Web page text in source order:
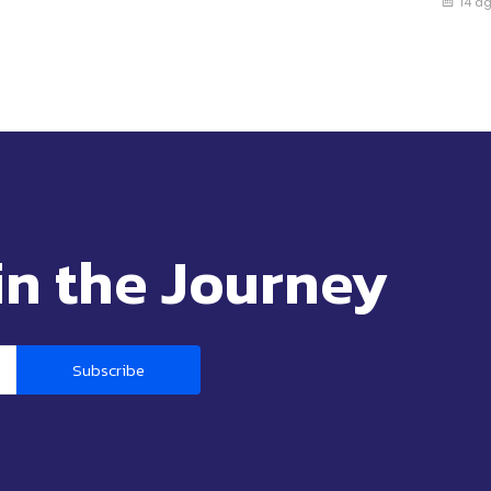
the Journey
Subscribe